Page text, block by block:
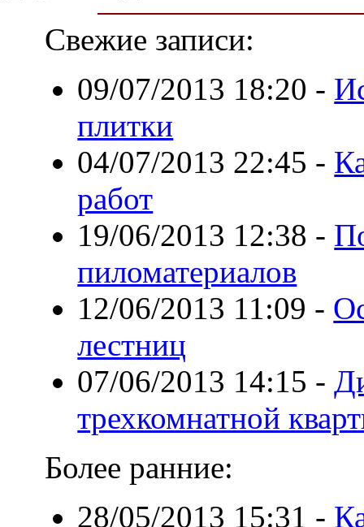
Свежие записи:
09/07/2013 18:20 -
плитки
04/07/2013 22:45 -
работ
19/06/2013 12:38 -
пиломатериалов
12/06/2013 11:09 -
лестниц
07/06/2013 14:15 -
трехкомнатной
Более ранние:
28/05/2013 15:31 -